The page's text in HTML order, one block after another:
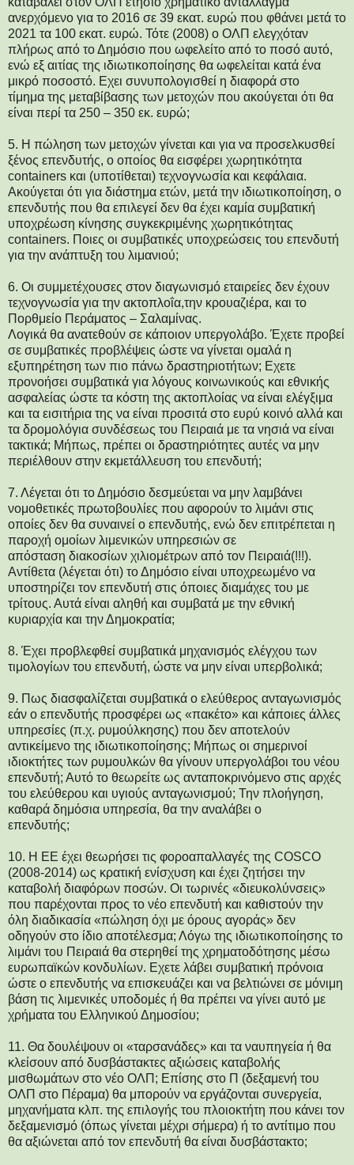
ανερχόμενο για το 2016 σε 39 εκατ. ευρώ που φθάνει μετά το
2021 τα 100 εκατ. ευρώ. Τότε (2008) ο ΟΛΠ ελεγχόταν
πλήρως από το Δημόσιο που ωφελείτο από το ποσό αυτό,
ενώ εξ αιτίας της ιδιωτικοποίησης θα ωφελείται κατά ένα
μικρό ποσοστό. Εχει συνυπολογισθεί η διαφορά στο
τίμημα της μεταβίβασης των μετοχών που ακούγεται ότι θα
είναι περί τα 250 – 350 εκ. ευρώ;
5. Η πώληση των μετοχών γίνεται και για να προσελκυσθεί
ξένος επενδυτής, ο οποίος θα εισφέρει χωρητικότητα
containers και (υποτίθεται) τεχνογνωσία και κεφάλαια.
Ακούγεται ότι για διάστημα ετών, μετά την ιδιωτικοποίηση, ο
επενδυτής που θα επιλεγεί δεν θα έχει καμία συμβατική
υποχρέωση κίνησης συγκεκριμένης χωρητικότητας
containers. Ποιες οι συμβατικές υποχρεώσεις του επενδυτή
για την ανάπτυξη του λιμανιού;
6. Οι συμμετέχουσες στον διαγωνισμό εταιρείες δεν έχουν
τεχνογνωσία για την ακτοπλοΐα,την κρουαζιέρα, και το
Πορθμείο Περάματος – Σαλαμίνας.
Λογικά θα ανατεθούν σε κάποιον υπεργολάβο. Έχετε προβεί
σε συμβατικές προβλέψεις ώστε να γίνεται ομαλά η
εξυπηρέτηση των πιο πάνω δραστηριοτήτων; Εχετε
προνοήσει συμβατικά για λόγους κοινωνικούς και εθνικής
ασφαλείας ώστε τα κόστη της ακτοπλοίας να είναι ελέγξιμα
και τα εισιτήρια της να είναι προσιτά στο ευρύ κοινό αλλά και
τα δρομολόγια συνδέσεως του Πειραιά με τα νησιά να είναι
τακτικά; Μήπως, πρέπει οι δραστηριότητες αυτές να μην
περιέλθουν στην εκμετάλλευση του επενδυτή;
7. Λέγεται ότι το Δημόσιο δεσμεύεται να μην λαμβάνει
νομοθετικές πρωτοβουλίες που αφορούν το λιμάνι στις
οποίες δεν θα συναινεί ο επενδυτής, ενώ δεν επιτρέπεται η
παροχή ομοίων λιμενικών υπηρεσιών σε
απόσταση διακοσίων χιλιομέτρων από τον Πειραιά(!!!).
Αντίθετα (λέγεται ότι) το Δημόσιο είναι υποχρεωμένο να
υποστηρίζει τον επενδυτή στις όποιες διαμάχες του με
τρίτους. Αυτά είναι αληθή και συμβατά με την εθνική
κυριαρχία και την Δημοκρατία;
8. Έχει προβλεφθεί συμβατικά μηχανισμός ελέγχου των
τιμολογίων του επενδυτή, ώστε να μην είναι υπερβολικά;
9. Πως διασφαλίζεται συμβατικά ο ελεύθερος ανταγωνισμός
εάν ο επενδυτής προσφέρει ως «πακέτο» και κάποιες άλλες
υπηρεσίες (π.χ. ρυμούλκησης) που δεν αποτελούν
αντικείμενο της ιδιωτικοποίησης; Μήπως οι σημερινοί
ιδιοκτήτες των ρυμουλκών θα γίνουν υπεργολάβοι του νέου
επενδυτή; Αυτό το θεωρείτε ως ανταποκρινόμενο στις αρχές
του ελεύθερου και υγιούς ανταγωνισμού; Την πλοήγηση,
καθαρά δημόσια υπηρεσία, θα την αναλάβει ο
επενδυτής;
10. Η ΕΕ έχει θεωρήσει τις φοροαπαλλαγές της COSCO
(2008-2014) ως κρατική ενίσχυση και έχει ζητήσει την
καταβολή διαφόρων ποσών. Οι τωρινές «διευκολύνσεις»
που παρέχονται προς το νέο επενδυτή και καθιστούν την
όλη διαδικασία «πώληση όχι με όρους αγοράς» δεν
οδηγούν στο ίδιο αποτέλεσμα; Λόγω της ιδιωτικοποίησης το
λιμάνι του Πειραιά θα στερηθεί της χρηματοδότησης μέσω
ευρωπαϊκών κονδυλίων. Εχετε λάβει συμβατική πρόνοια
ώστε ο επενδυτής να επισκευάζει και να βελτιώνει σε μόνιμη
βάση τις λιμενικές υποδομές ή θα πρέπει να γίνει αυτό με
χρήματα του Ελληνικού Δημοσίου;
11. Θα δουλέψουν οι «ταρσανάδες» και τα ναυπηγεία ή θα
κλείσουν από δυσβάστακτες αξιώσεις καταβολής
μισθωμάτων στο νέο ΟΛΠ; Επίσης στο Π (δεξαμενή του
ΟΛΠ στο Πέραμα) θα μπορούν να εργάζονται συνεργεία,
μηχανήματα κλπ. της επιλογής του πλοιοκτήτη που κάνει τον
δεξαμενισμό (όπως γίνεται μέχρι σήμερα) ή το αντίτιμο που
θα αξιώνεται από τον επενδυτή θα είναι δυσβάστακτο;